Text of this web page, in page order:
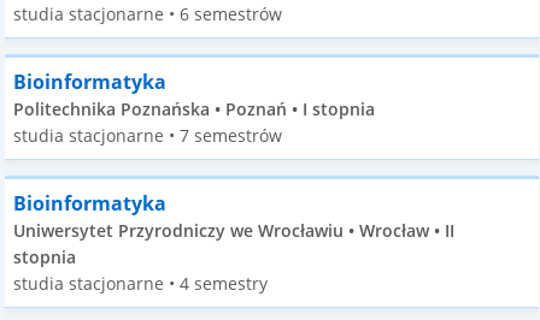
studia stacjonarne • 6 semestrów
Bioinformatyka
Politechnika Poznańska • Poznań • I stopnia
studia stacjonarne • 7 semestrów
Bioinformatyka
Uniwersytet Przyrodniczy we Wrocławiu • Wrocław • II
stopnia
studia stacjonarne • 4 semestry